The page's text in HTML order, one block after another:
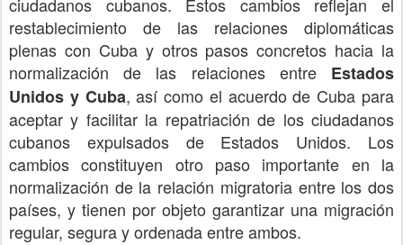
restablecimiento de las relaciones diplomáticas
plenas con Cuba y otros pasos concretos hacia la
normalización de las relaciones entre Estados
Unidos y Cuba, así como el acuerdo de Cuba para
aceptar y facilitar la repatriación de los ciudadanos
cubanos expulsados de Estados Unidos. Los
cambios constituyen otro paso importante en la
normalización de la relación migratoria entre los dos
países, y tienen por objeto garantizar una migración
regular, segura y ordenada entre ambos.